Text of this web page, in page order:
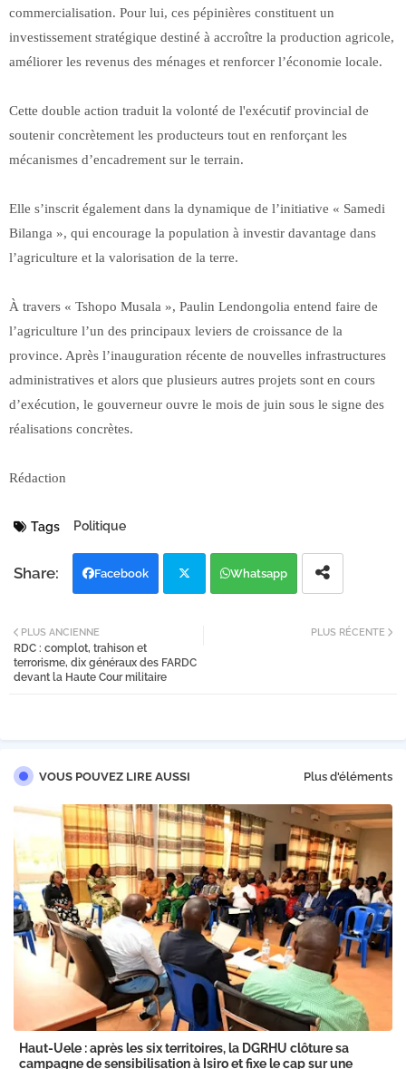
commercialisation. Pour lui, ces pépinières constituent un
investissement stratégique destiné à accroître la production agricole,
améliorer les revenus des ménages et renforcer l’économie locale.
Cette double action traduit la volonté de l'exécutif provincial de
soutenir concrètement les producteurs tout en renforçant les
mécanismes d’encadrement sur le terrain.
Elle s’inscrit également dans la dynamique de l’initiative « Samedi
Bilanga », qui encourage la population à investir davantage dans
l’agriculture et la valorisation de la terre.
À travers « Tshopo Musala », Paulin Lendongolia entend faire de
l’agriculture l’un des principaux leviers de croissance de la
province. Après l’inauguration récente de nouvelles infrastructures
administratives et alors que plusieurs autres projets sont en cours
d’exécution, le gouverneur ouvre le mois de juin sous le signe des
réalisations concrètes.
Rédaction
Tags Politique
Facebook Whatsapp
PLUS RÉCENTE
PLUS ANCIENNE
RDC : complot, trahison et
terrorisme, dix généraux des FARDC
devant la Haute Cour militaire
VOUS POUVEZ LIRE AUSSI Plus d'éléments
Haut-Uele : après les six territoires, la DGRHU clôture sa
campagne de sensibilisation à Isiro et fixe le cap sur une